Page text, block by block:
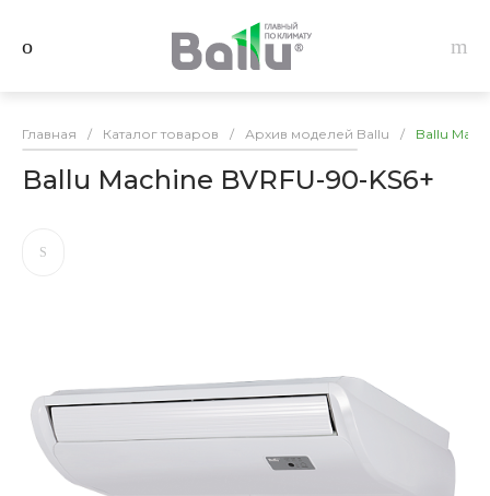
Главная / Каталог товаров / Архив моделей Ballu / Ballu
Ballu Machine BVRFU-90-KS6+